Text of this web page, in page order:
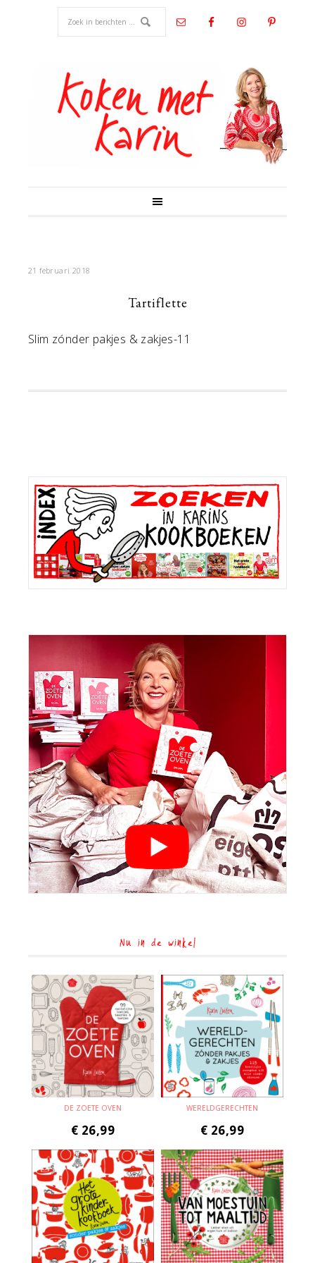
21 februari 2018
Tartiflette
Slim zónder pakjes & zakjes-11
Primaire
Sidebar
Nu in de winkel
DE ZOETE OVEN
€ 26,99
WERELDGERECHTEN
€ 26,99